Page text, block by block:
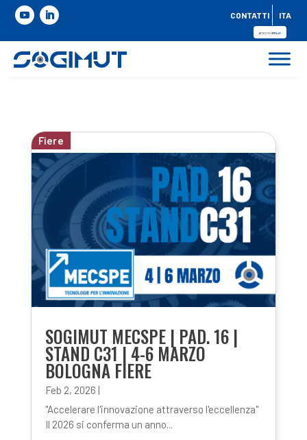
CONTATTI ITA
SOGIMUT MECSPE | PAD. 16 |
STAND C31 | 4-6 MARZO
BOLOGNA FIERE
Feb 2, 2026 |
Fiere
"Accelerare l'innovazione attraverso l'eccellenza"
Il 2026 si conferma un anno...